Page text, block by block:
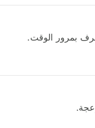
بمرور الوقت.